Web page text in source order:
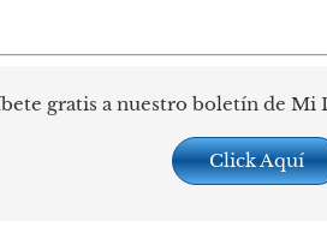
gratis a nuestro boletín de Mi
Click Aquí